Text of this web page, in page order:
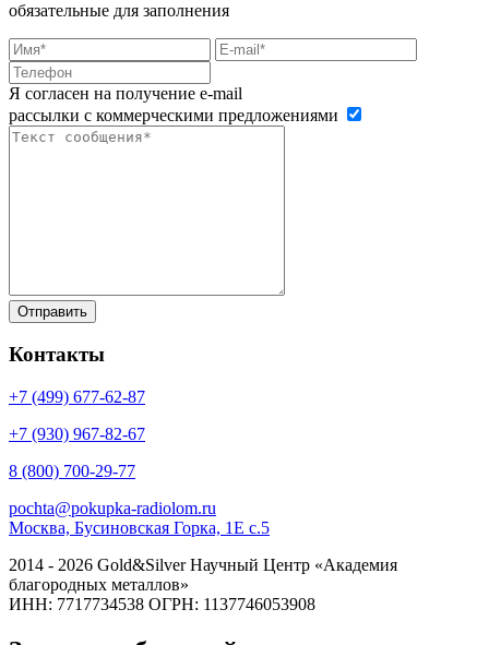
обязательные для заполнения
Я согласен на получение e-mail
рассылки с коммерческими предложениями
Контакты
+7 (499) 677-62-87
+7 (930) 967-82-67
8 (800) 700-29-77
pochta@pokupka-radiolom.ru
Москва, Бусиновская Горка, 1Е с.5
2014 - 2026 Gold&Silver Научный Центр «Академия
благородных металлов»
ИНН: 7717734538 ОГРН: 1137746053908